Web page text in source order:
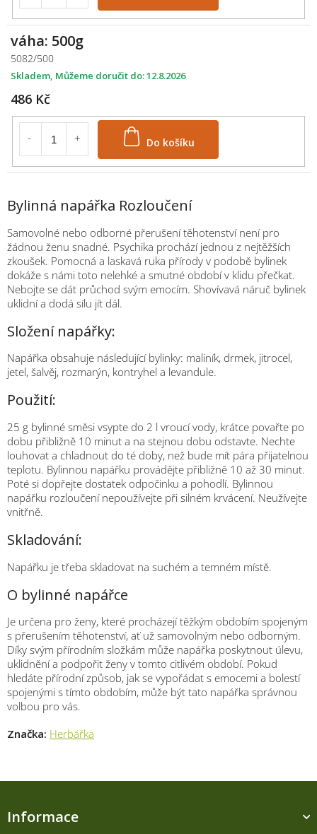
váha: 500g
5082/500
486 Kč
Skladem 12.8.2026
Bylinná napářka Rozloučení
Samovolné nebo odborné přerušení těhotenství není pro
žádnou ženu snadné. Psychika prochází jednou z nejtěžších
zkoušek. Pomocná a laskavá ruka přírody v podobě bylinek
dokáže s námi toto nelehké a smutné období v klidu přečkat.
Nebojte se dát průchod svým emocím. Shovívavá náruč bylinek
uklidní a dodá sílu jít dál.
Složení napářky:
Napářka obsahuje následující bylinky: maliník, drmek, jitrocel,
jetel, šalvěj, rozmarýn, kontryhel a levandule.
Použití:
25 g bylinné směsi vsypte do 2 l vroucí vody, krátce povařte po
dobu přibližně 10 minut a na stejnou dobu odstavte. Nechte
louhovat a chladnout do té doby, než bude mít pára přijatelnou
teplotu. Bylinnou napářku provádějte přibližně 10 až 30 minut.
Poté si dopřejte dostatek odpočinku a pohodlí. Bylinnou
napářku rozloučení nepoužívejte při silném krvácení. Neužívejte
vnitřně.
Skladování:
Napářku je třeba skladovat na suchém a temném místě.
O bylinné napářce
Je určena pro ženy, které procházejí těžkým obdobím spojeným
s přerušením těhotenství, ať už samovolným nebo odborným.
Díky svým přírodním složkám může napářka poskytnout úlevu,
uklidnění a podpořit ženy v tomto citlivém období. Pokud
hledáte přírodní způsob, jak se vypořádat s emocemi a bolestí
spojenými s tímto obdobím, může být tato napářka správnou
volbou pro vás.
Značka: Herbářka
Informace